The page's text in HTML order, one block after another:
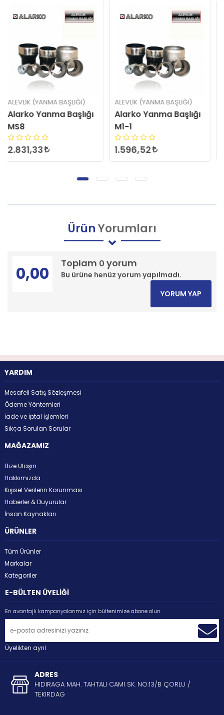
ALEVLIK (YANMA BAŞLIĞI)
Alarko Yanma Başlığı
M1-1
1.596,52
ALEVLIK (YANMA BAŞLIĞI)
Alarko Yanma Başlığı
MS7
2.488,32
ÜrünYorumları
Toplam 0 yorum
Bu ürüne henüz yorum yapılmadı.
0,00
YORUM YAP
YARDIM
Mesafeli Satış Sözleşmesi
Ödeme Yöntemleri
İade ve İptal İşlemleri
Sıkça Sorulan Sorular
MAĞAZAMIZ
Bize Ulaşın
Hakkımızda
Kişisel Verilerin Korunması
Haberler & Duyurular
İnsan Kaynakları
ÜRÜNLER
Tüm Ürünler
Markalar
Kategoriler
E-BÜLTEN ÜYELİĞİ
En avantajlı kampanyalarımız için bültenimize abone olun.
Üyelikten ayrıl
ADRES
HIDIRAGA MAH. TAHTALI CAMI SK. NO:13/B ÇORLU /
TEKIRDAG